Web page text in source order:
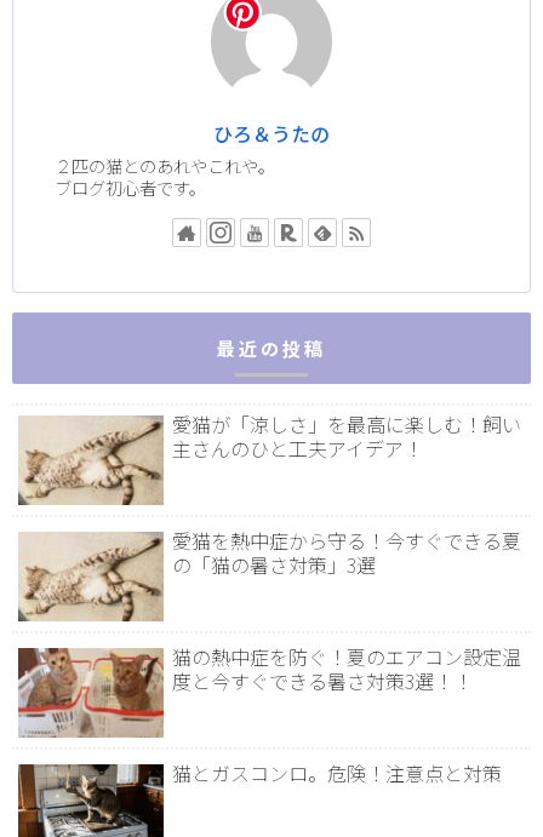
ひろ＆うたの
２匹の猫とのあれやこれや。
ブログ初心者です。
最近の投稿
愛猫が「涼しさ」を最高に楽しむ！飼い
主さんのひと工夫アイデア！
愛猫を熱中症から守る！今すぐできる夏
の「猫の暑さ対策」3選
猫の熱中症を防ぐ！夏のエアコン設定温
度と今すぐできる暑さ対策3選！！
猫とガスコンロ。危険！注意点と対策